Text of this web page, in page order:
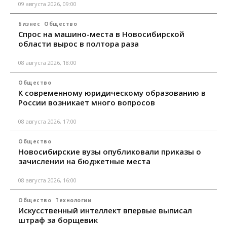
09 августа 2026, 09:00
Бизнес Общество
Спрос на машино-места в Новосибирской
области вырос в полтора раза
08 августа 2026, 18:00
Общество
К современному юридическому образованию в
России возникает много вопросов
08 августа 2026, 17:00
Общество
Новосибирские вузы опубликовали приказы о
зачислении на бюджетные места
08 августа 2026, 16:00
Общество Технологии
Искусственный интеллект впервые выписал
штраф за борщевик